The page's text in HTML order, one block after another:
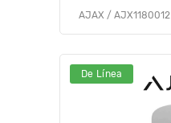
AJAX /
De Línea